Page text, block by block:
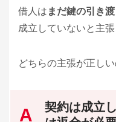
借人は まだ鍵の引き
成立していないと主張
どちらの主張が正し
契約は成立